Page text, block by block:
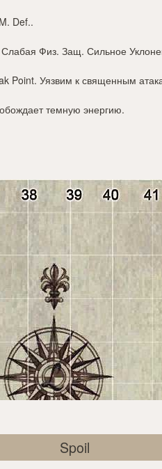
Def..
Физ. Защ. Сильное
Point. Уязвим к священным
темную энергию.
Spoil